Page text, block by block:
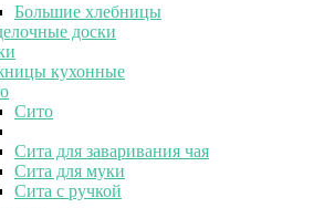
Большие хлебницы
доски
кухонные
Сито
Сита для заваривания чая
Сита для муки
Сита с ручкой